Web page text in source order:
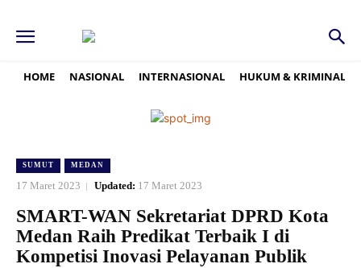
HOME NASIONAL INTERNASIONAL HUKUM & KRIMINAL
SUMUT MEDAN
17 Maret 2023 Updated: 17 Maret 2023
SMART-WAN Sekretariat DPRD Kota
Medan Raih Predikat Terbaik I di
Kompetisi Inovasi Pelayanan Publik